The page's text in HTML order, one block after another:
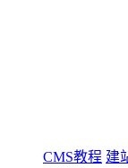
CMS教程 建